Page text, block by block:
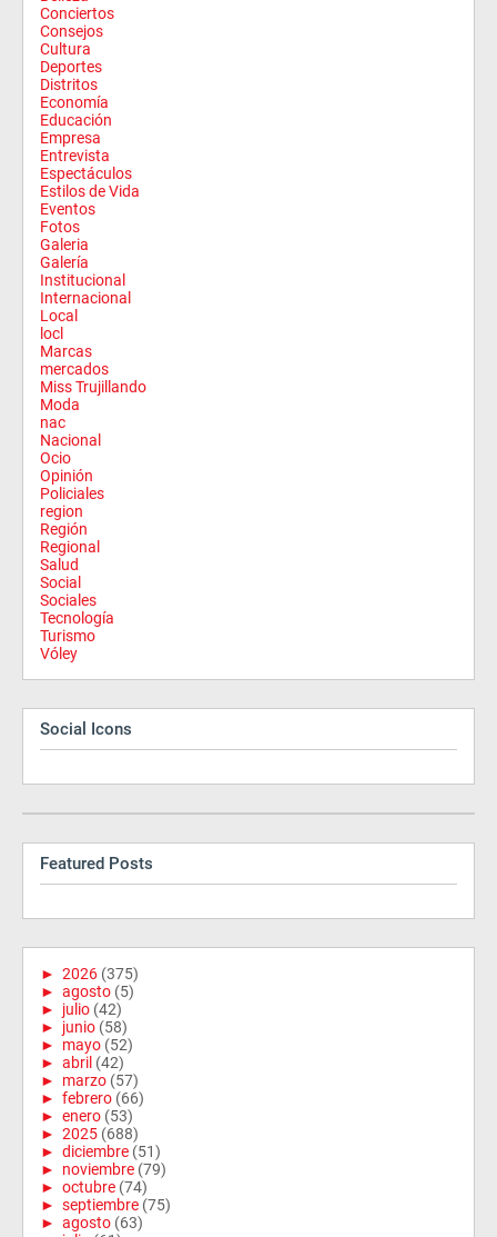
Conciertos
Consejos
Cultura
Deportes
Distritos
Economía
Educación
Empresa
Entrevista
Espectáculos
Estilos de Vida
Eventos
Fotos
Galeria
Galería
Institucional
Internacional
Local
locl
Marcas
mercados
Miss Trujillando
Moda
nac
Nacional
Ocio
Opinión
Policiales
region
Región
Regional
Salud
Social
Sociales
Tecnología
Turismo
Vóley
Social Icons
Featured Posts
► 2026 (375)
► agosto (5)
► julio (42)
► junio (58)
► mayo (52)
► abril (42)
► marzo (57)
► febrero (66)
► enero (53)
► 2025 (688)
► diciembre (51)
► noviembre (79)
► octubre (74)
► septiembre (75)
► agosto (63)